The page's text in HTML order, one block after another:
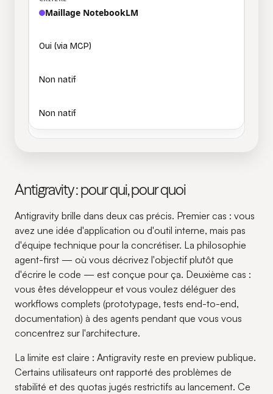
Maillage NotebookLM
Oui (via MCP)
Non natif
Non natif
Antigravity : pour qui, pour quoi
Antigravity brille dans deux cas précis. Premier cas : vous
avez une idée d'application ou d'outil interne, mais pas
d'équipe technique pour la concrétiser. La philosophie
agent-first — où vous décrivez l'objectif plutôt que
d'écrire le code — est conçue pour ça. Deuxième cas :
vous êtes développeur et vous voulez déléguer des
workflows complets (prototypage, tests end-to-end,
documentation) à des agents pendant que vous vous
concentrez sur l'architecture.
La limite est claire : Antigravity reste en preview publique.
Certains utilisateurs ont rapporté des problèmes de
stabilité et des quotas jugés restrictifs au lancement. Ce